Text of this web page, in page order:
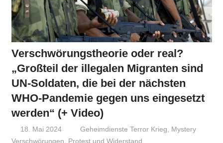
Verschwörungstheorie oder real?
„Großteil der illegalen Migranten sind
UN-Soldaten, die bei der nächsten
WHO-Pandemie gegen uns eingesetzt
werden“ (+ Video)
18. Mai 2024 Niki Vogt
Geheimdienste Terror Krieg, Mystery
Verschwörungen, Protest und Widerstand